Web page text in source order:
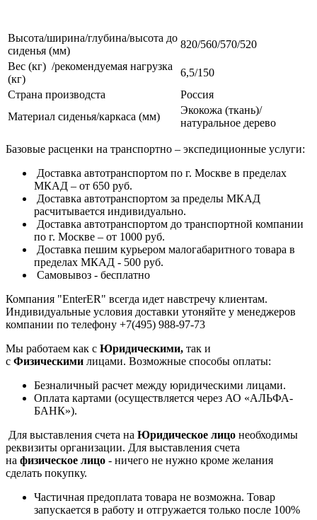
Высота/ширина/глубина/высота до
сиденья (мм)
820/560/570/520
Вес (кг) /рекомендуемая нагрузка
(кг)
6,5/150
Страна производста
Россия
Материал сиденья/каркаса (мм)
Экокожа (ткань)/
натуральное дерево
Базовые расценки на транспортно – экспедиционные услуги:
Доставка автотранспортом по г. Москве в пределах
МКАД – от 650 руб.
Доставка автотранспортом за пределы МКАД
расчитывается индивидуально.
Доставка автотранспортом до транспортной компании
по г. Москве – от 1000 руб.
Доставка пешим курьером малогабаритного товара в
пределах МКАД - 500 руб.
Самовывоз - бесплатно
Компания "EnterER" всегда идет навстречу клиентам.
Индивидуальные условия доставки утоняйте у менеджеров
компании по телефону +7(495) 988-97-73
Мы работаем как с Юридическими, так и
с Физическими лицами. Возможные способы оплаты:
Безналичный расчет между юридическими лицами.
Оплата картами (осуществляется через АО «АЛЬФА-
БАНК»).
Для выставления счета на Юридическое лицо необходимы
реквизиты организации. Для выставления счета
на физическое лицо - ничего не нужно кроме желания
сделать покупку.
Частичная предоплата товара не возможна. Товар
запускается в работу и отгружается только после 100%